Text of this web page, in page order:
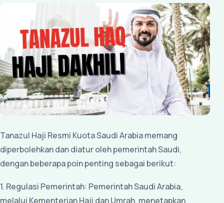
Tanazul Haji Resmi Kuota Saudi Arabia memang
diperbolehkan dan diatur oleh pemerintah Saudi,
dengan beberapa poin penting sebagai berikut:
1. Regulasi Pemerintah: Pemerintah Saudi Arabia,
melalui Kementerian Haji dan Umrah, menetapkan